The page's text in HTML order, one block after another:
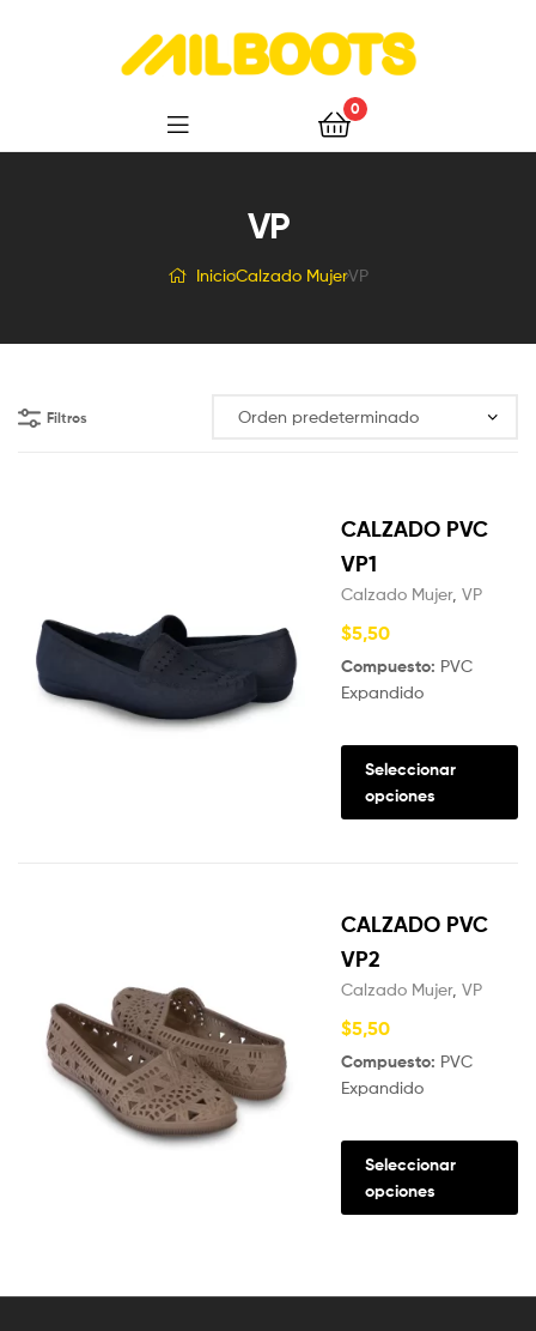
0
VP
InicioCalzado MujerVP
Filtros
CALZADO PVC
VP1
Calzado Mujer, VP
$5,50
Compuesto: PVC
Expandido
Seleccionar
opciones
CALZADO PVC
VP2
Calzado Mujer, VP
$5,50
Compuesto: PVC
Expandido
Seleccionar
opciones